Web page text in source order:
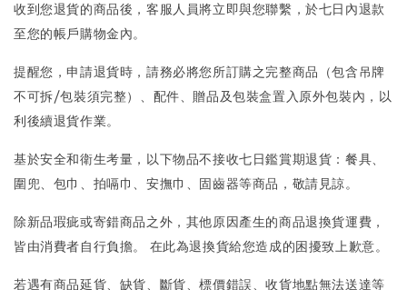
收到您退貨的商品後，客服人員將立即與您聯繫，於七日內退款
至您的帳戶購物金內。
提醒您，申請退貨時，請務必將您所訂購之完整商品（包含吊牌
不可拆/包裝須完整）、配件、贈品及包裝盒置入原外包裝內，以
利後續退貨作業。
基於安全和衛生考量，以下物品不接收七日鑑賞期退貨：餐具、
圍兜、包巾、拍嗝巾、安撫巾、固齒器等商品，敬請見諒。
除新品瑕疵或寄錯商品之外，其他原因產生的商品退換貨運費，
皆由消費者自行負擔。 在此為退換貨給您造成的困擾致上歉意。
若遇有商品延貨、缺貨、斷貨、標價錯誤、收貨地點無法送達等